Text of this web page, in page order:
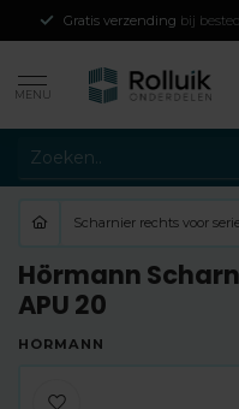
Gratis verzending bij
MENU
Scharnier rechts voor
Hörmann
APU 20
HÖRMANN